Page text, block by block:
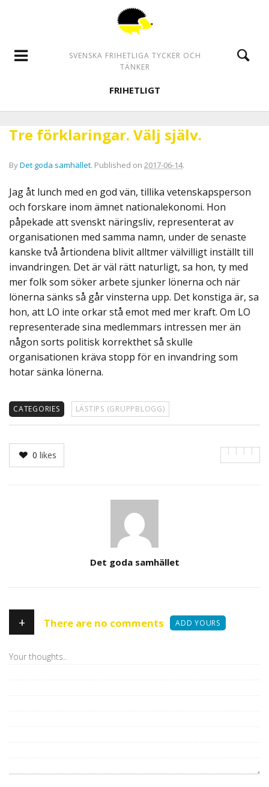
SVENSKA FRIHETLIGA TYCKER OCH
TÄNKER
FRIHETLIGT
Tre förklaringar. Välj själv.
ByDet goda samhället. Published on 2017-06-14.
Jag åt lunch med en god vän, tillika vetenskapsperson
och forskare inom ämnet nationalekonomi. Hon
påpekade att svenskt näringsliv, representerat av
organisationen med samma namn, under de senaste
kanske två årtiondena blivit alltmer välvilligt inställt till
invandringen. Det är väl rätt naturligt, sa hon, ty med
mer folk som söker arbete sjunker lönerna och när
lönerna sänks så går vinsterna upp. Det konstiga är, sa
hon, att LO inte orkar stå emot med mer kraft. Om LO
representerade sina medlemmars intressen mer än
någon sorts politisk korrekthet så skulle
organisationen kräva stopp för en invandring som
hotar sänka lönerna.
CATEGORIES LÄSTIPS (GRUPPBLOGG)
0 likes
Det goda samhället
+ There are no comments ADD YOURS